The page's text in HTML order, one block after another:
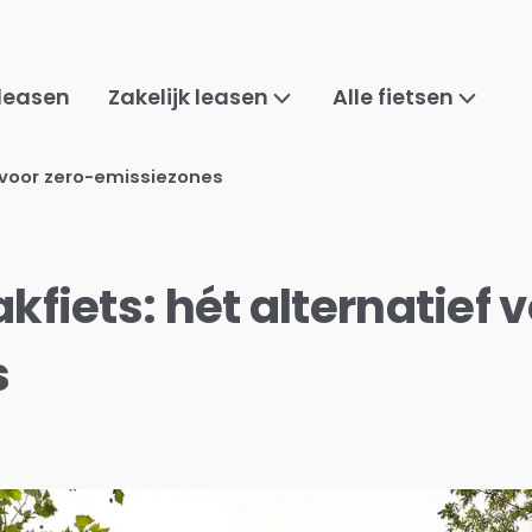
Zakelijk leasen Alle fietsen
zero-emissiezones
hét alternatief